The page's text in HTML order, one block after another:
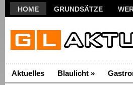
HOME GRUNDSÄTZE
Aktuelles Blaulicht »